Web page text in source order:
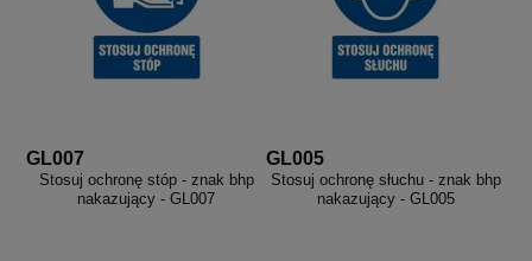
GL007
Stosuj ochronę stóp - znak bhp
nakazujący - GL007
GL005
Stosuj ochronę słuchu - znak bhp
nakazujący - GL005